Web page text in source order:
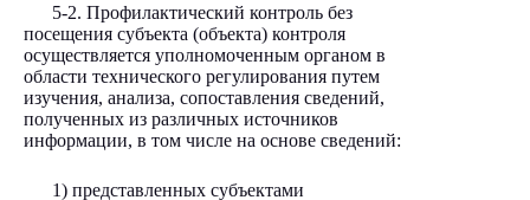
5-2. Профилактический контроль без
посещения субъекта (объекта) контроля
осуществляется уполномоченным органом в
области технического регулирования путем
изучения, анализа, сопоставления сведений,
полученных из различных источников
информации, в том числе на основе сведений:
1) представленных субъектами